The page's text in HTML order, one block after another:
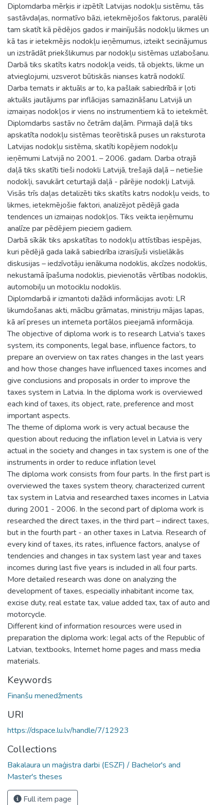
Diplomdarba mērķis ir izpētīt Latvijas nodokļu sistēmu, tās
sastāvdaļas, normatīvo bāzi, ietekmējošos faktorus, paralēli
tam skatīt kā pēdējos gados ir mainījušās nodokļu likmes un
kā tas ir ietekmējis nodokļu ieņēmumus, izteikt secinājumus
un izstrādāt priekšlikumus par nodokļu sistēmas uzlabošanu.
Darbā tiks skatīts katrs nodokļa veids, tā objekts, likme un
atvieglojumi, uzsverot būtiskās nianses katrā nodoklī.
Darba temats ir aktuāls ar to, ka pašlaik sabiedrībā ir ļoti
aktuāls jautājums par inflācijas samazināšanu Latvijā un
izmaiņas nodokļos ir viens no instrumentiem kā to ietekmēt.
Diplomdarbs sastāv no četrām daļām. Pirmajā daļā tiks
apskatīta nodokļu sistēmas teorētiskā puses un raksturota
Latvijas nodokļu sistēma, skatīti kopējiem nodokļu
ieņēmumi Latvijā no 2001. – 2006. gadam. Darba otrajā
daļā tiks skatīti tieši nodokli Latvijā, trešajā daļā – netiešie
nodokļi, savukārt ceturtajā daļā - pārējie nodokļi Latvijā.
Visās trīs daļas detalizēti tiks skatīts katrs nodokļu veids, to
likmes, ietekmējošie faktori, analizējot pēdējā gada
tendences un izmaiņas nodokļos. Tiks veikta ieņēmumu
analīze par pēdējiem pieciem gadiem.
Darbā sīkāk tiks apskatītas to nodokļu attīstības iespējas,
kuri pēdējā gada laikā sabiedrība izraisījuši vislielākās
diskusijas – iedzīvotāju ienākuma nodoklis, akcīzes nodoklis,
nekustamā īpašuma nodoklis, pievienotās vērtības nodoklis,
automobiļu un motociklu nodoklis.
Diplomdarbā ir izmantoti dažādi informācijas avoti: LR
likumdošanas akti, mācību grāmatas, ministriju mājas lapas,
kā arī preses un interneta portālos pieejamā informācija.
The objective of diploma work is to research Latvia’s taxes
system, its components, legal base, influence factors, to
prepare an overview on tax rates changes in the last years
and how those changes have influenced taxes incomes and
give conclusions and proposals in order to improve the
taxes system in Latvia. In the diploma work is overviewed
each kind of taxes, its object, rate, preference and most
important aspects.
The theme of diploma work is very actual because the
question about reducing the inflation level in Latvia is very
actual in the society and changes in tax system is one of the
instruments in order to reduce inflation level
The diploma work consists from four parts. In the first part is
overviewed the taxes system theory, characterized current
tax system in Latvia and researched taxes incomes in Latvia
during 2001 - 2006. In the second part of diploma work is
researched the direct taxes, in the third part – indirect taxes,
but in the fourth part - an other taxes in Latvia. Research of
every kind of taxes, its rates, influence factors, analyse of
tendencies and changes in tax system last year and taxes
incomes during last five years is included in all four parts.
More detailed research was done on analyzing the
development of taxes, especially inhabitant income tax,
excise duty, real estate tax, value added tax, tax of auto and
motorcycle.
Different kind of information resources were used in
preparation the diploma work: legal acts of the Republic of
Latvian, textbooks, Internet home pages and mass media
materials.
Keywords
Finanšu menedžments
URI
https://dspace.lu.lv/handle/7/12923
Collections
Bakalaura un maģistra darbi (ESZF) / Bachelor's and
Master's theses
Full item page